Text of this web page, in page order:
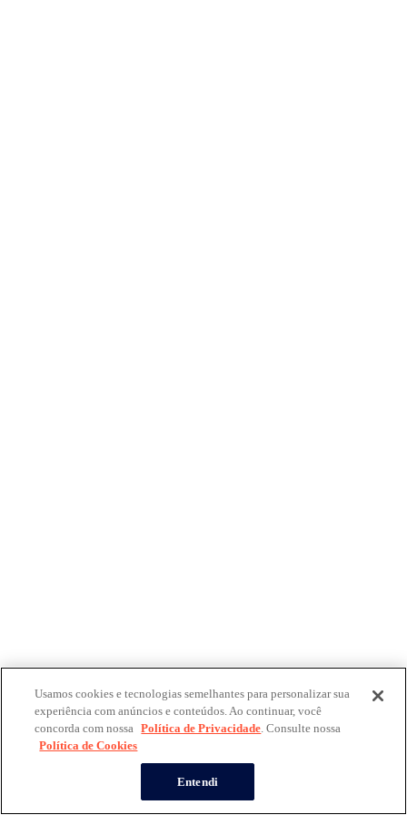
Usamos cookies e tecnologias semelhantes para personalizar sua
experiência com anúncios e conteúdos. Ao continuar, você
concorda com nossa Política de Privacidade. Consulte nossa
Política de Cookies
Entendi